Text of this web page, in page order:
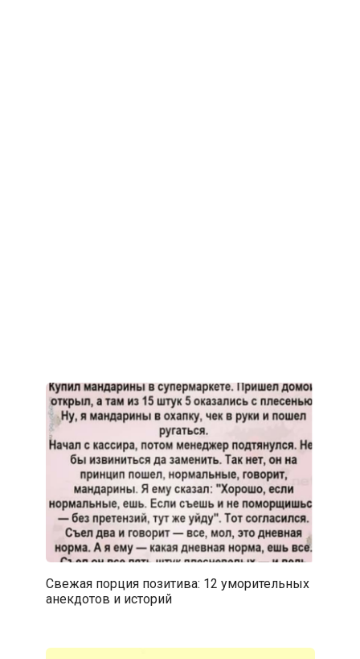
Свежая порция позитива: 12 уморительных
анекдотов и историй